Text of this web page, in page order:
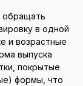
обращать
в одной
и возрастные
выпуска
покрытые
формы, что